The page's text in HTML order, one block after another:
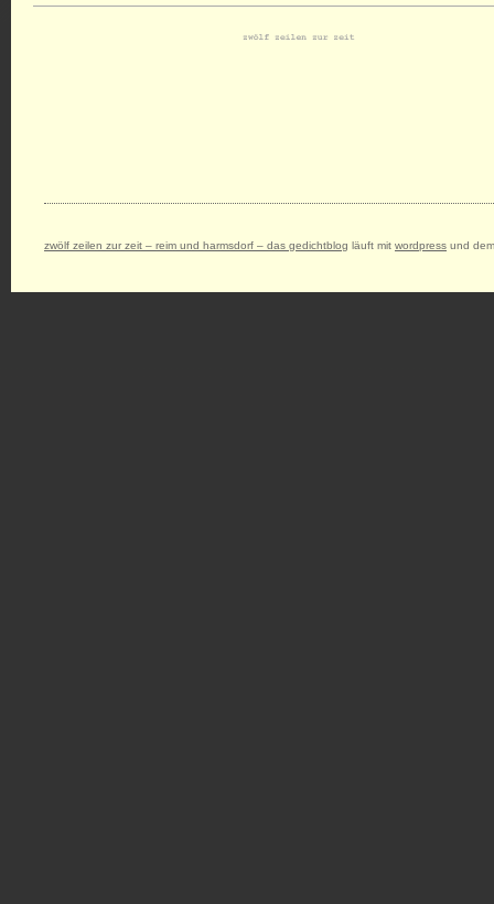
zwölf zeilen zur zeit – reim und harmsdorf – das gedichtblog läuft mit wordpress und